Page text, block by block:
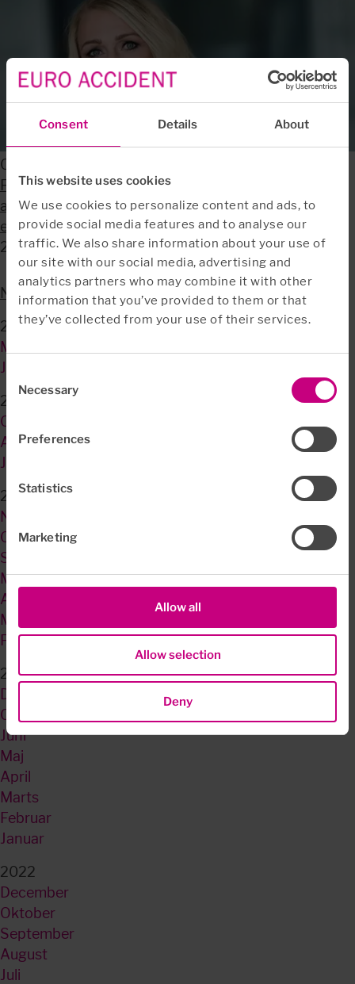
Consent Details About
This website uses cookies
We use cookies to personalize content and ads, to
provide social media features and to analyse our
traffic. We also share information about your use of
our site with our social media, advertising and
analytics partners who may combine it with other
information that you’ve provided to them or that
they’ve collected from your use of their services.
Selection
Necessary
Preferences
Statistics
Marketing
Allow all
Allow selection
Deny
Coronavirussen kan udløse en motivationskrise
Først blev mange af os hjemsendt, hvor vi det meste
af foråret sad og vinkede til hinanden på skærmen –
eller lærte at holde liv i en surdej...
2020-10-27
Nulstil
2026
Marts
Januar
2025
Oktober
April
Januar
2024
November
Oktober
September
Maj
April
Marts
Februar
2023
December
Oktober
Juni
Maj
April
Marts
Februar
Januar
2022
December
Oktober
September
August
Juli